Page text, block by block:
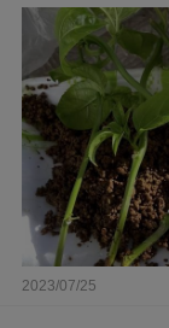
2023/07/25